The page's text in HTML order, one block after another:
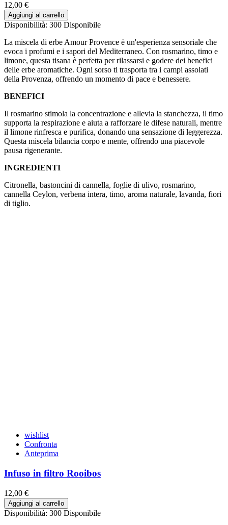
12,00 €
Aggiungi al carrello
Disponibilità: 300 Disponibile
La miscela di erbe Amour Provence è un'esperienza sensoriale che
evoca i profumi e i sapori del Mediterraneo. Con rosmarino, timo e
limone, questa tisana è perfetta per rilassarsi e godere dei benefici
delle erbe aromatiche. Ogni sorso ti trasporta tra i campi assolati
della Provenza, offrendo un momento di pace e benessere.
BENEFICI
Il rosmarino stimola la concentrazione e allevia la stanchezza, il timo
supporta la respirazione e aiuta a rafforzare le difese naturali, mentre
il limone rinfresca e purifica, donando una sensazione di leggerezza.
Questa miscela bilancia corpo e mente, offrendo una piacevole
pausa rigenerante.
INGREDIENTI
Citronella, bastoncini di cannella, foglie di ulivo, rosmarino,
cannella Ceylon, verbena intera, timo, aroma naturale, lavanda, fiori
di tiglio.
wishlist
Confronta
Anteprima
Infuso in filtro Rooibos
12,00 €
Aggiungi al carrello
Disponibilità: 300 Disponibile